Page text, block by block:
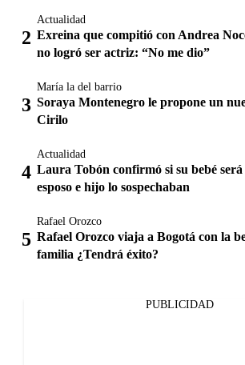
Actualidad
Exreina que compitió con Andrea
no logró ser actriz: “No me dio”
María la del barrio
Soraya Montenegro le propone un
Cirilo
Actualidad
Laura Tobón confirmó si su bebé
esposo e hijo lo sospechaban
Rafael Orozco
Rafael Orozco viaja a Bogotá con la
familia ¿Tendrá éxito?
PUBLICIDAD